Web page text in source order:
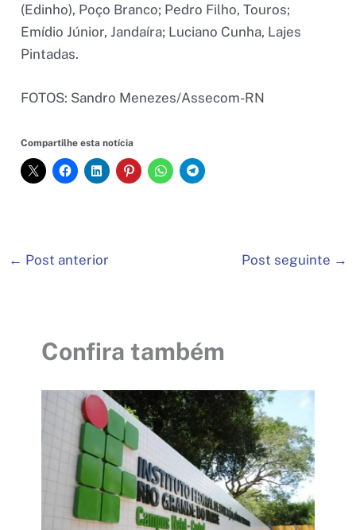
(Edinho), Poço Branco; Pedro Filho, Touros;
Emídio Júnior, Jandaíra; Luciano Cunha, Lajes
Pintadas.
FOTOS: Sandro Menezes/Assecom-RN
Compartilhe esta notícia
← Post anterior Post seguinte →
Confira também